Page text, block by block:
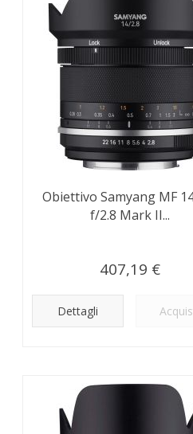
Obiettivo Samyang MF
f/2.8 Mark II...
407,19 €
Dettagli